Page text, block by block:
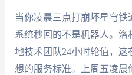
当你凌晨三点打崩坏星穹铁
系统秒回的不是机器人。
地技术团队24小时轮值，
想的服务标准。上周五凌晨